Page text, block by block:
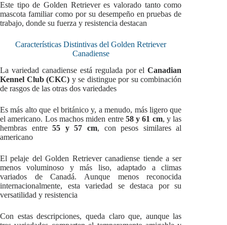
Este tipo de Golden Retriever es valorado tanto como
mascota familiar como por su desempeño en pruebas de
trabajo, donde su fuerza y resistencia destacan
Características Distintivas del Golden Retriever
Canadiense
La variedad canadiense está regulada por elCanadian
Kennel Club (CKC) y se distingue por su combinación
de rasgos de las otras dos variedades
Es más alto que el británico y, a menudo, más ligero que
el americano. Los machos miden entre 58 y 61 cm, y las
hembras entre55 y 57 cm, con pesos similares al
americano
El pelaje del Golden Retriever canadiense tiende a ser
menos voluminoso y más liso, adaptado a climas
variados de Canadá. Aunque menos reconocida
internacionalmente, esta variedad se destaca por su
versatilidad y resistencia
Con estas descripciones, queda claro que, aunque las